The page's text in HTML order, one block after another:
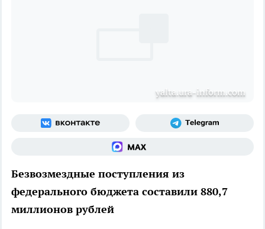
yalta.ura-inform.com
Безвозмездные поступления из
федерального бюджета составили 880,7
миллионов рублей